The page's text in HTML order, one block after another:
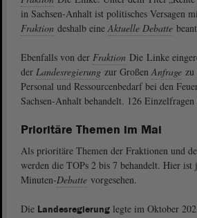
in Sachsen-Anhalt ist politisches Versagen
Fraktion deshalb eine Aktuelle Debatte
Ebenfalls von der Fraktion Die Linke
der Landesregierung zur Großen Anfrage
Personal und Ressourcenbedarf bei den
Sachsen-Anhalt behandelt. 126
Prioritäre Themen im Mai
Als prioritäre Themen der Fraktionen und
werden die TOPs 2 bis 7 behandelt. Hier ist
Minuten-Debatte vorgesehen.
Die Landesregierung legte im Oktober